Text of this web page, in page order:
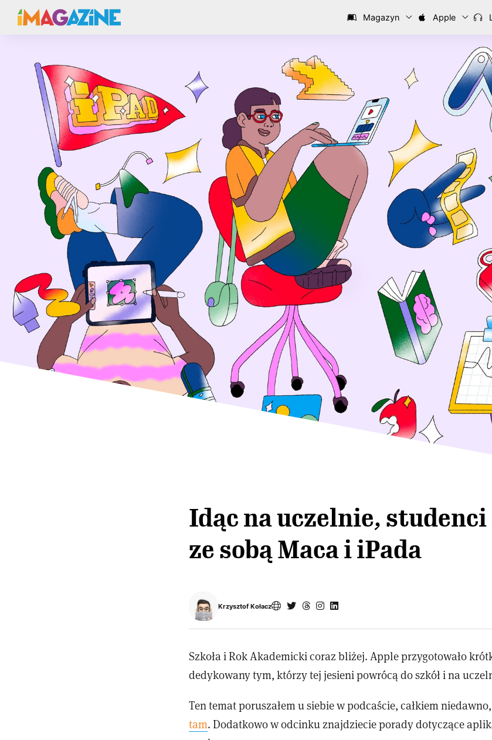
Magazyn Apple
Idąc na uczelnie,
ze sobą Maca i iPada
Krzysztof Kołacz
Szkoła i Rok Akademicki coraz bliżej. Apple przygotowało
dedykowany tym, którzy tej jesieni powrócą do szkół i na
Ten temat poruszałem u siebie w podcaście, całkiem
tam. Dodatkowo w odcinku znajdziecie porady dotyczące